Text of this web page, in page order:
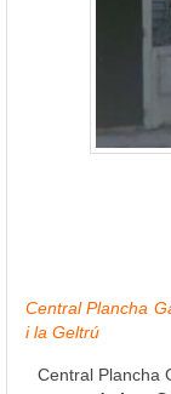
Central Plancha
i la Geltrú
Central Plancha